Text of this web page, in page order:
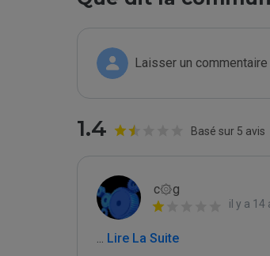
Laisser un commentaire
1.4 Basé sur 5 avis
c۞g
il y a 14
... Lire La Suite